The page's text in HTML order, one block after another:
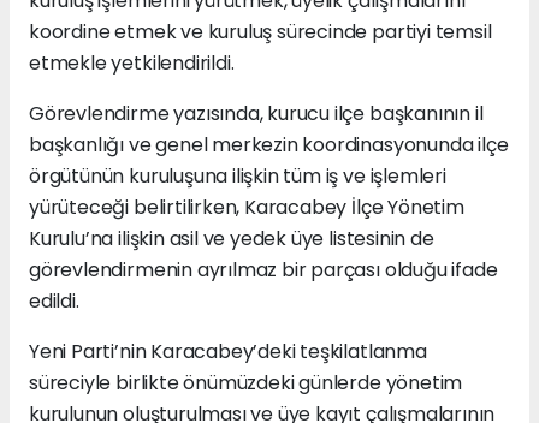
koordine etmek ve kuruluş sürecinde partiyi temsil
etmekle yetkilendirildi.
Görevlendirme yazısında, kurucu ilçe başkanının il
başkanlığı ve genel merkezin koordinasyonunda ilçe
örgütünün kuruluşuna ilişkin tüm iş ve işlemleri
yürüteceği belirtilirken, Karacabey İlçe Yönetim
Kurulu’na ilişkin asil ve yedek üye listesinin de
görevlendirmenin ayrılmaz bir parçası olduğu ifade
edildi.
Yeni Parti’nin Karacabey’deki teşkilatlanma
süreciyle birlikte önümüzdeki günlerde yönetim
kurulunun oluşturulması ve üye kayıt çalışmalarının